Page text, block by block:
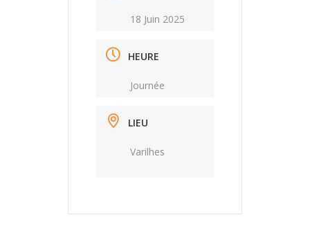
18 Juin 2025
HEURE
Journée
LIEU
Varilhes